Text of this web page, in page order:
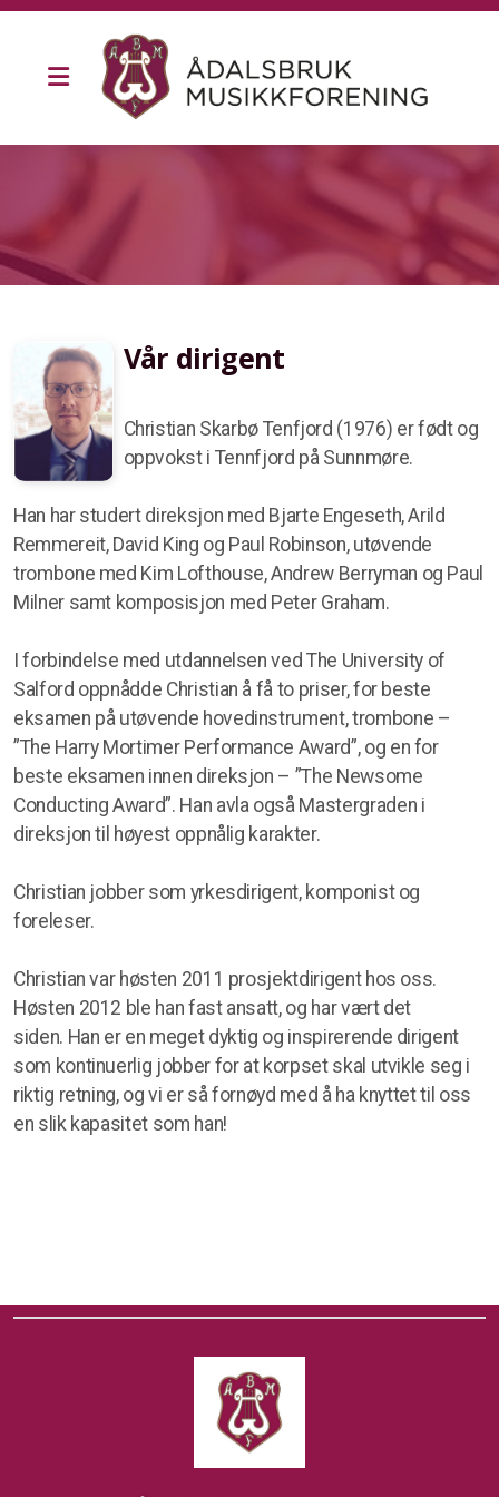
Vår dirigent
Christian Skarbø Tenfjord (1976) er født og
oppvokst i Tennfjord på Sunnmøre.
Han har studert direksjon med Bjarte Engeseth, Arild
Remmereit, David King og Paul Robinson, utøvende
trombone med Kim Lofthouse, Andrew Berryman og Paul
Milner samt komposisjon med Peter Graham.
I forbindelse med utdannelsen ved The University of
Salford oppnådde Christian å få to priser, for beste
eksamen på utøvende hovedinstrument, trombone –
”The Harry Mortimer Performance Award”, og en for
beste eksamen innen direksjon – ”The Newsome
Conducting Award”. Han avla også Mastergraden i
direksjon til høyest oppnålig karakter.
Christian jobber som yrkesdirigent, komponist og
foreleser.
Christian var høsten 2011 prosjektdirigent hos oss.
Høsten 2012 ble han fast ansatt, og har vært det
siden. Han er en meget dyktig og inspirerende dirigent
som kontinuerlig jobber for at korpset skal utvikle seg i
riktig retning, og vi er så fornøyd med å ha knyttet til oss
en slik kapasitet som han!
Dirigent
Presseklipp
"Bruksmusikk i 150 år"